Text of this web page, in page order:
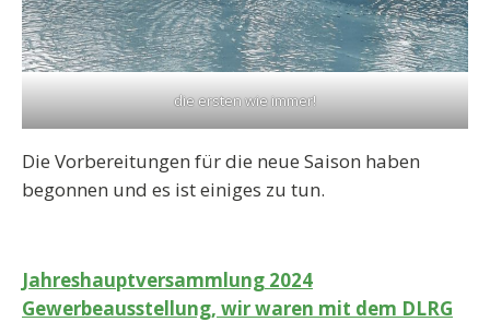
die ersten wie immer!
Die Vorbereitungen für die neue Saison haben
begonnen und es ist einiges zu tun.
Beitragsnavigation
Jahreshauptversammlung 2024
Gewerbeausstellung, wir waren mit dem DLRG